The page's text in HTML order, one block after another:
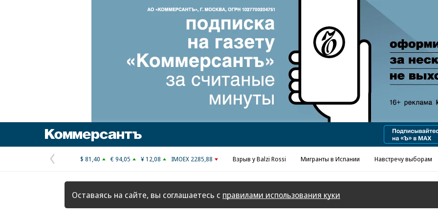
Предыдущая
страница
$ 81,40 € 94,05 ¥ 12,08 IMOEX 2285,88 Взрыв у Balzi Rossi Мигранты в Испании Навстречу выборам
Оставаясь на сайте, вы соглашаетесь с правилами использования куки